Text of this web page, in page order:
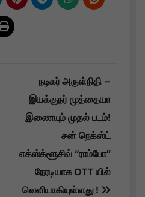
நடிகர் அருள்நிதி –
இயக்குநர் முத்தையா
இணையும் முதல் படம்!
சன் நெக்ஸ்ட்
எக்ஸ்க்ளூசிவ் “ராம்போ”
நேரடியாக OTT யில்
வெளியாகியுள்ளது !